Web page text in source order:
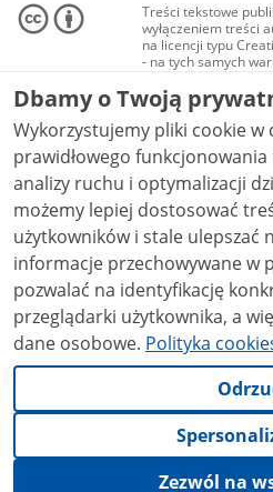
Treści tekstowe
wyłączeniem treści
na licencji typu
- na tych samych
Materiały
audio i wideo, są
Creative Commons:
niekomercyjne - bez
NC-ND 4.0), o ile nie
Dbamy o Twoją
Wykorzystujemy pliki cookie w
prawidłowego
analizy ruchu i optymalizacji działania
możemy lepiej dostosować
użytkowników i stale ulepszać nasze
informacje przechowywane w
pozwalać na identyfikację
przeglądarki użytkownika, a
dane osobowe. Polityka
Zezwól na